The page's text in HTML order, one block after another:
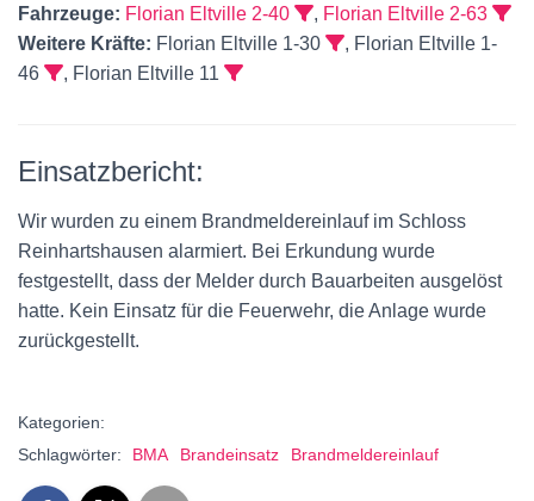
Fahrzeuge: Florian Eltville 2-40 , Florian Eltville 2-63
Weitere Kräfte: Florian Eltville 1-30
, Florian Eltville 1-
46
, Florian Eltville 11
Einsatzbericht:
Wir wurden zu einem Brandmeldereinlauf im Schloss
Reinhartshausen alarmiert. Bei Erkundung wurde
festgestellt, dass der Melder durch Bauarbeiten ausgelöst
hatte. Kein Einsatz für die Feuerwehr, die Anlage wurde
zurückgestellt.
Kategorien:
Schlagwörter:
BMA Brandeinsatz Brandmeldereinlauf